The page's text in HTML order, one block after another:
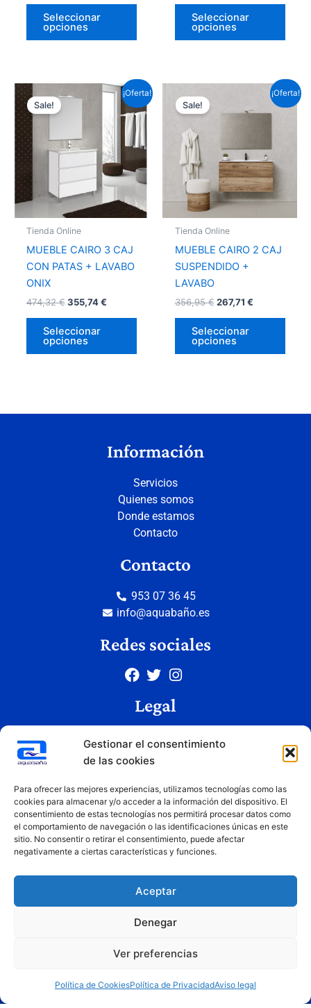
Gestionar el consentimiento
de las cookies
Para ofrecer las mejores experiencias, utilizamos tecnologías como las
cookies para almacenar y/o acceder a la información del dispositivo. El
consentimiento de estas tecnologías nos permitirá procesar datos como
el comportamiento de navegación o las identificaciones únicas en este
sitio. No consentir o retirar el consentimiento, puede afectar
negativamente a ciertas características y funciones.
Aceptar
Denegar
Ver preferencias
Política de CookiesPolítica de PrivacidadAviso legal
Seleccionar
opciones
Seleccionar
opciones
¡Oferta!
Sale!
Tienda Online
MUEBLE CAIRO 3 CAJ
CON PATAS + LAVABO
ONIX
474,32€ 355,74€
Seleccionar
opciones
Este
producto
tiene
múltiples
variantes.
Las
se
¡Oferta!
Sale!
Tienda Online
MUEBLE CAIRO 2 CAJ
SUSPENDIDO +
LAVABO
356,95€ 267,71 €
Seleccionar
opciones
Este
Información
Servicios
Quienes somos
Donde estamos
Contacto
Contacto
953 07 36 45
info@aquabaño.es
Redes sociales
Legal
Política de privacidad
Condiciones de uso
Copyright © 2026 Aquabaño | Todos los derechos reservados
Diseñado porInnovation Studio
Financiado por la Unión Europea – NextGenerationEU. Sin embargo, los puntos de vista y las
la Unión Europea o la Comisión Europea. Ni la Unión Europea ni la Comisión Europea pueden ser